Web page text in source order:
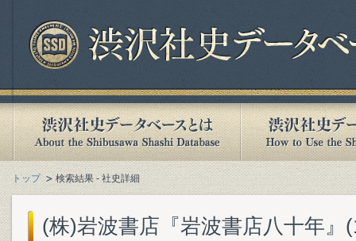
トップ 検索結果 - 社史詳細
(株)岩波書店『岩波書店八十年』